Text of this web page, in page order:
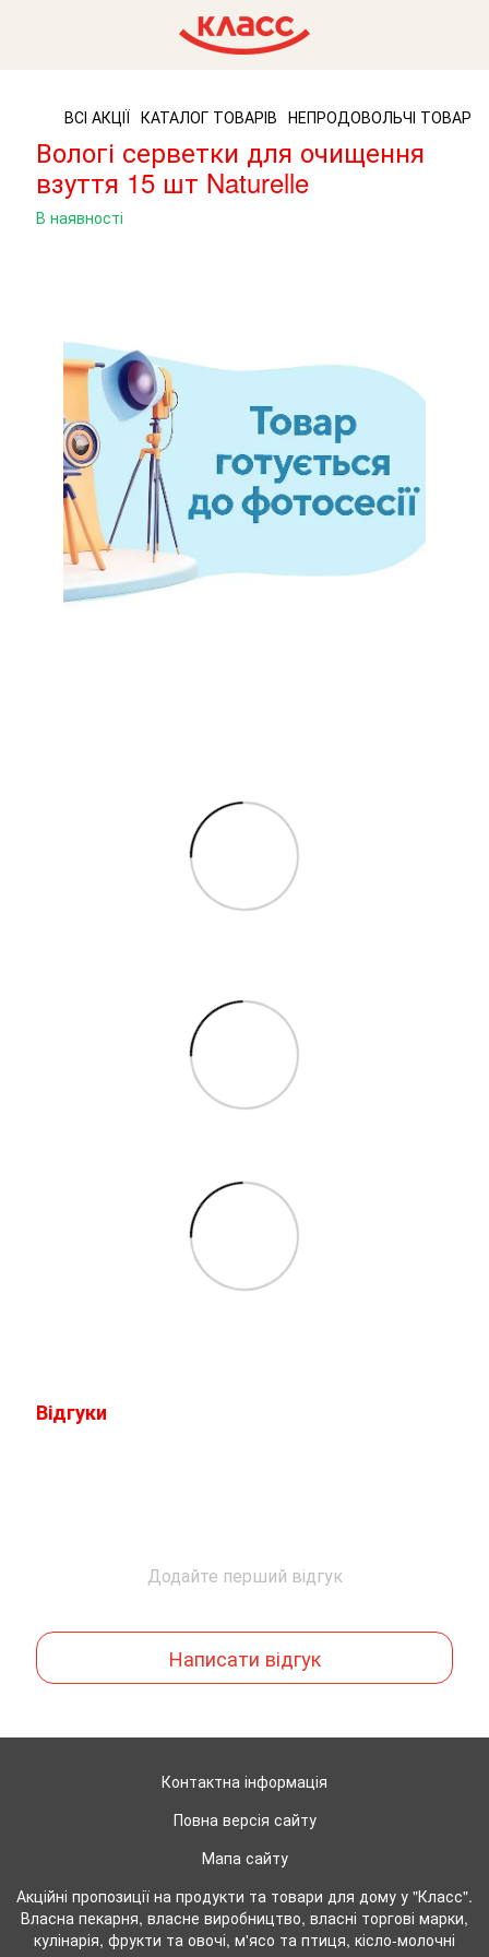
ВСІ АКЦІЇ КАТАЛОГ ТОВАРІВ НЕПРОДОВОЛЬЧІ ТОВАРИ
Вологі серветки для очищення
взуття 15 шт Naturelle
В наявності
Відгуки
Додайте перший відгук
Написати відгук
Контактна інформація
Повна версія сайту
Мапа сайту
Акційні пропозиції на продукти та товари для дому у "Класс".
Власна пекарня, власне виробництво, власні торгові марки,
кулінарія, фрукти та овочі, м'ясо та птиця, кісло-молочні